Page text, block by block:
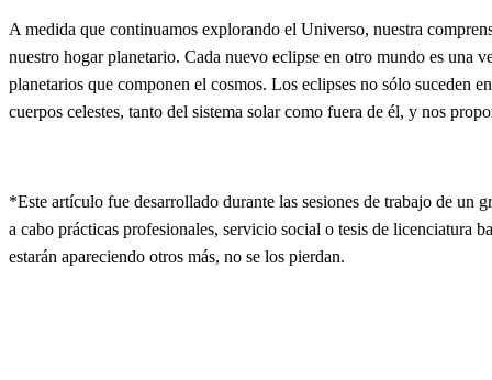
A medida que continuamos explorando el Universo, nuestra
nuestro hogar planetario. Cada nuevo eclipse en otro mundo es una
planetarios que componen el cosmos. Los eclipses no sólo suceden
cuerpos celestes, tanto del sistema solar como fuera de él, y nos
*Este artículo fue desarrollado durante las sesiones de trabajo de
a cabo prácticas profesionales, servicio social o tesis de
estarán apareciendo otros más, no se los pierdan.